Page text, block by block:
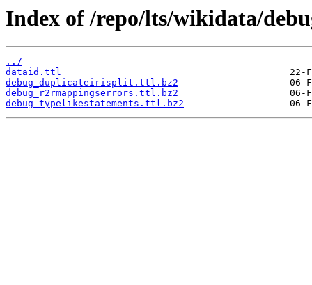
Index of /repo/lts/wikidata/
../
dataid.ttl
debug_duplicateirisplit.ttl.bz2
debug_r2rmappingserrors.ttl.bz2
debug_typelikestatements.ttl.bz2